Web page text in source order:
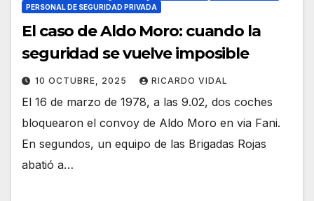
PERSONAL DE SEGURIDAD PRIVADA
El caso de Aldo Moro: cuando la
seguridad se vuelve imposible
10 OCTUBRE, 2025 RICARDO VIDAL
El 16 de marzo de 1978, a las 9.02, dos coches
bloquearon el convoy de Aldo Moro en via Fani.
En segundos, un equipo de las Brigadas Rojas
abatió a…